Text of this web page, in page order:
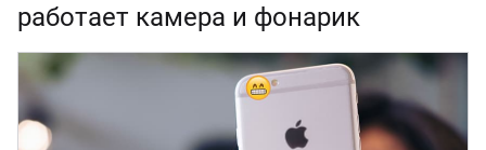
работает камера и фонарик